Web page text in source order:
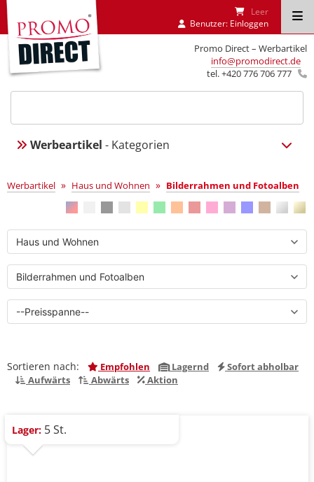
Promo Direct – Werbartikel
info@promodirect.de
tel. +420 776 706 777
Leer
Benutzer: Einloggen
Werbeartikel - Kategorien
Bilderrahmen und Fotoalben
Werbartikel » Haus und Wohnen » Bilderrahmen und Fotoalben
Sortieren nach: Empfohlen Lagernd
Sofort abholbar
Aufwärts
Abwärts Aktion
Lager: 5 St.